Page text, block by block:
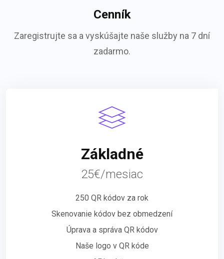
Cenník
Zaregistrujte sa a vyskúšajte naše služby na 7 dní
zadarmo.
Základné
25€/mesiac
250 QR kódov za rok
Skenovanie kódov bez obmedzení
Úprava a správa QR kódov
Naše logo v QR kóde